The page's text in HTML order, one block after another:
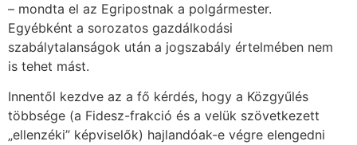
– mondta el az Egripostnak a polgármester.
Egyébként a sorozatos gazdálkodási
szabálytalanságok után a jogszabály értelmében nem
is tehet mást.
Innentől kezdve az a fő kérdés, hogy a Közgyűlés
többsége (a Fidesz-frakció és a velük szövetkezett
„ellenzéki” képviselők) hajlandóak-e végre elengedni